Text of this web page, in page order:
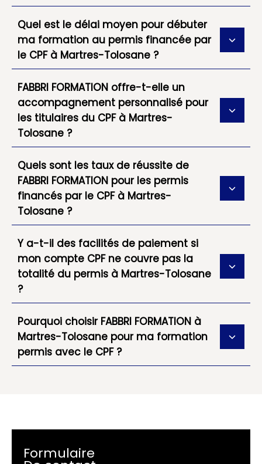
Quel est le délai moyen pour débuter
ma formation au permis financée par
le CPF à Martres-Tolosane ?
FABBRI FORMATION offre-t-elle un
accompagnement personnalisé pour
les titulaires du CPF à Martres-
Tolosane ?
Quels sont les taux de réussite de
FABBRI FORMATION pour les permis
financés par le CPF à Martres-
Tolosane ?
Y a-t-il des facilités de paiement si
mon compte CPF ne couvre pas la
totalité du permis à Martres-Tolosane
?
Pourquoi choisir FABBRI FORMATION à
Martres-Tolosane pour ma formation
permis avec le CPF ?
Formulaire